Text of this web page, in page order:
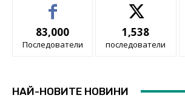
83,000
Последователи
1,538
последователи
НАЙ-НОВИТЕ НОВИНИ